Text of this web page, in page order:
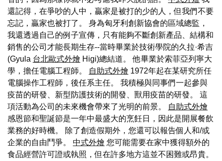
還記得，在爭吵的人中，贏家是被打的少的人，但我們不要
忘記，贏家也被打了。 身為匈牙利創新協會的區域總監，
我還透過自己的例子宣傳，只有能夠不斷創新產品、結構和
銷售的公司才能長期生存--當時畢業於技術學院的久拉·希吉
(Gyula 台北歐式外燴 Higi)總結道。 他畢業於索菲亞列寧大
學，擔任電腦工程師。
自助式外燴 1972年起在某研究所任
電腦操作工程師，後任系主任。 我積極與同事們一起參與
疫苗的研發、新型防護技術的開發、獸用疫苗的研發。 這
項活動為公司的未來機會帶來了光明的前景。
自助式外燴
感恩節和聖誕節是一年中最盛大的烹飪日，因此是開展餐飲
業務的好時機。 除了創造假期外，您還可以報告個人和/或
企業的自由鬥爭。 中式外燴 您可能需要在家中獲得額外的
食品經營許可證或執照，但在許多地方這並不困難或昂貴。